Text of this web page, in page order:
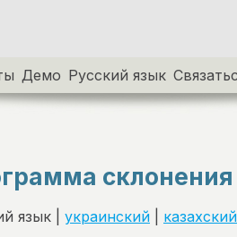
Демо Русский язык
язык | украинский
казахский